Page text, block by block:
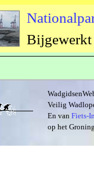
Bijgewerkt
Veilig
En van Fiets-
op het